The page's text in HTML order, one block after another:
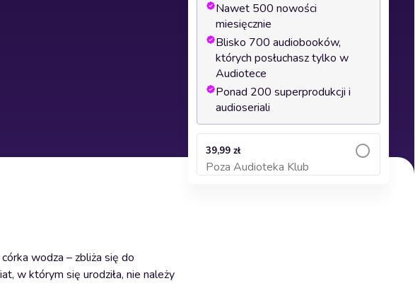
wodza – zbliża się do
w którym się urodziła, nie należy
Nawet 500 nowości
miesięcznie
Blisko 700 audiobooków,
których posłuchasz tylko w
Audiotece
Ponad 200 superprodukcji i
audioseriali
39,99 zł
Poza Audioteka Klub
Dodaj do koszyka